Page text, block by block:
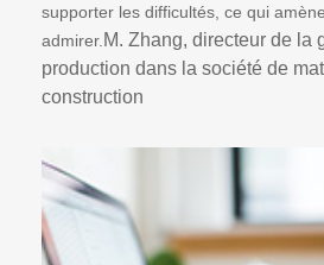
supporter les difficultés, ce qui
admirer. M. Zhang, directeur de la
production dans la société de
construction